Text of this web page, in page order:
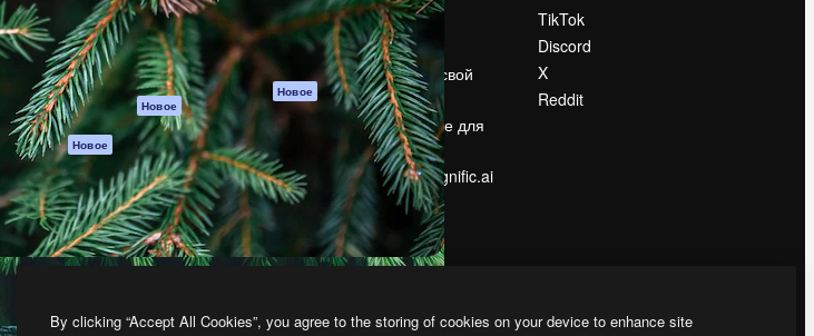
Генератор голоса
на основе ИИ
Стоковый контент
MCP для
Claude/ChatGPT
Новое
Агенты Новое
API
Мобильное
приложение
Все инструменты
Magnific
положения
Политика
конфиденциальности
Оригиналы
Новое
Политика файлов
cookie
Центр доверия
Партнеры
Предприятие
События
Slidesgo
Продайте свой
контент
Помещение для
прессы
Ищете magnific.ai
TikTok
Discord
X
Reddit
By clicking “Accept All Cookies”, you agree to the storing of cookies on your device to enhance site